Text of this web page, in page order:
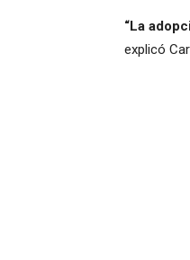
“La
explicó